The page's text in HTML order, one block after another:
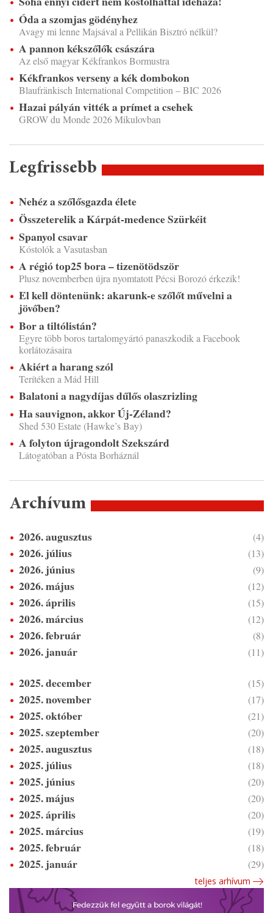
Óda a szomjas gödényhez
Avagy mi lenne Majsával a Pellikán Bisztró nélkül?
A pannon kékszőlők császára
Az első magyar Kékfrankos Bormustra
Kékfrankos verseny a kék dombokon
Blaufränkisch International Competition – BIC 2026
Hazai pályán vitték a prímet a csehek
GROW du Monde 2026 Mikulovban
Legfrissebb
Nehéz a szőlősgazda élete
Összeterelik a Kárpát-medence Szürkéit
Spanyol csavar
Kóstolók a Vasutasban
A régió top25 bora – tizenötödször
Plusz novemberben újra nyomtatott Pécsi Borozó érkezik!
El kell döntenünk: akarunk-e szőlőt művelni a
jövőben?
Bor a tiltólistán?
Egyre több boros tartalomgyártó panaszkodik a Facebook
korlátozásaira
Akiért a harang szól
Terítéken a Mád Hill
Balatoni a nagydíjas dűlős olaszrizling
Ha sauvignon, akkor Új-Zéland?
Shed 530 Estate (Hawke’s Bay)
A folyton újragondolt Szekszárd
Látogatóban a Pósta Borháznál
Archívum
2026. augusztus (4)
2026. július (13)
2026. június (9)
2026. május (12)
2026. április (15)
2026. március (12)
2026. február (8)
2026. január (11)
2025. december (15)
2025. november (17)
2025. október (21)
2025. szeptember (20)
2025. augusztus (18)
2025. július (18)
2025. június (20)
2025. május (20)
2025. április (20)
2025. március (19)
2025. február (18)
2025. január (29)
teljes arhívum